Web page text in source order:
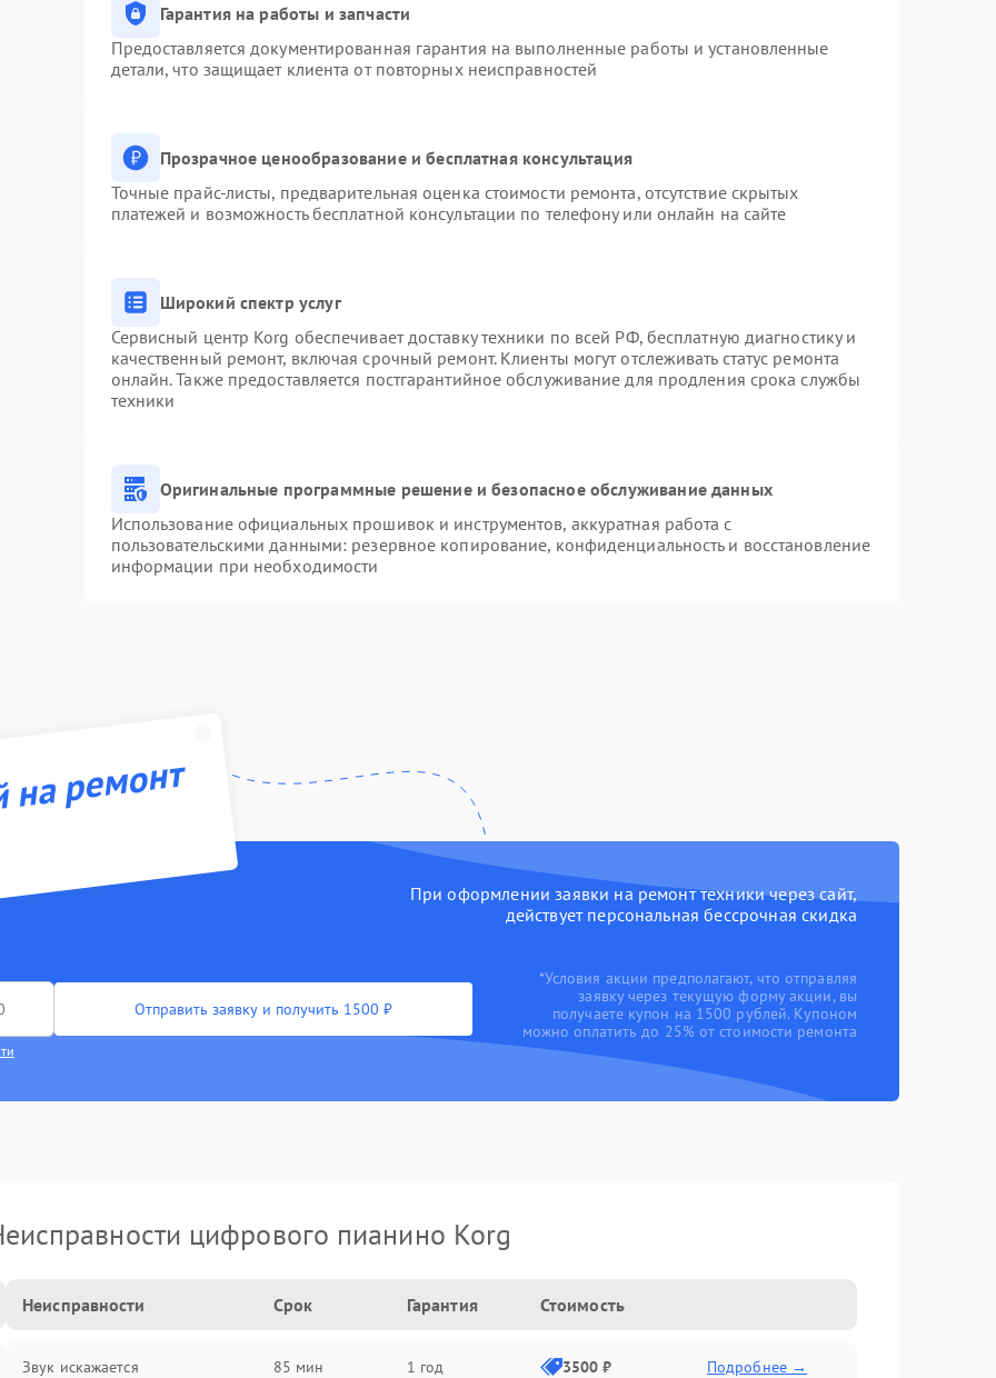
Гарантия на работы и запчасти
Предоставляется документированная гарантия на выполненные работы и установленные
детали, что защищает клиента от повторных неисправностей
Прозрачное ценообразование и бесплатная консультация
Точные прайс-листы, предварительная оценка стоимости ремонта, отсутствие скрытых
платежей и возможность бесплатной консультации по телефону или онлайн на сайте
Широкий спектр услуг
Сервисный центр Korg обеспечивает доставку техники по всей РФ, бесплатную диагностику и
качественный ремонт, включая срочный ремонт. Клиенты могут отслеживать статус ремонта
онлайн. Также предоставляется постгарантийное обслуживание для продления срока службы
техники
Оригинальные программные решение и безопасное обслуживание данных
Использование официальных прошивок и инструментов, аккуратная работа с
пользовательскими данными: резервное копирование, конфиденциальность и восстановление
информации при необходимости
ремонт
При оформлении заявки на ремонт техники через сайт,
действует персональная бессрочная скидка
Отправить заявку и получить 1500 ₽
*Условия акции предполагают, что отправляя
заявку через текущую форму акции, вы
получаете купон на 1500 рублей. Купоном
можно оплатить до 25% от стоимости ремонта
цифрового пианино Korg
Неисправности Срок Гарантия Стоимость
Звук искажается 85 мин 1 год 3500 ₽ Подробнее →